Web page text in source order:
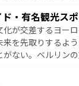
シャンパンの発
み方が可能だ。さ
が息づいている
と
・有名観光ス
化が交差するヨー
を先取りするよ
ない。ベルリン
きな人にはぜひ体験し